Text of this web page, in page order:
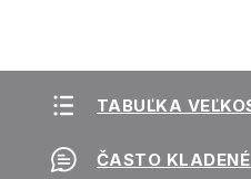
TABUĽKA
ČASTO